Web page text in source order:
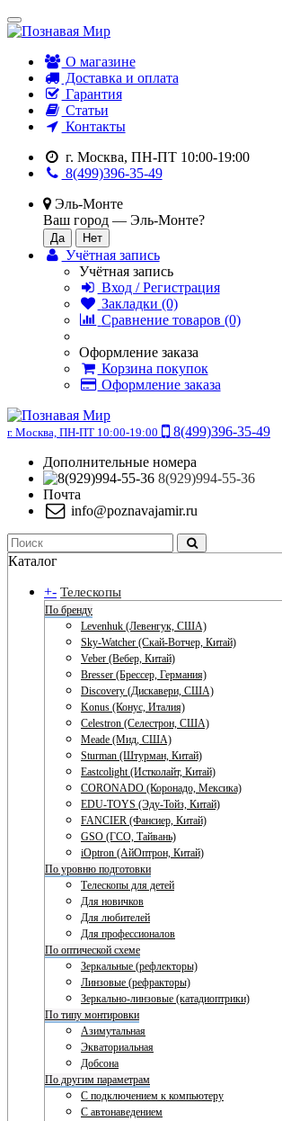
О магазине
Доставка и оплата
Гарантия
Статьи
Контакты
г. Москва, ПН-ПТ 10:00-19:00
8(499)396-35-49
Эль-Монте
Ваш город — Эль-Монте?
Учётная запись
Учётная запись
Вход / Регистрация
Закладки (0)
Сравнение товаров (0)
Оформление заказа
Корзина покупок
Оформление заказа
г. Москва, ПН-ПТ 10:00-19:00
8(499)396-35-49
Дополнительные номера
8(929)994-55-36
Почта
info@poznavajamir.ru
Каталог
+- Телескопы
По бренду
Levenhuk (Левенгук, США)
Sky-Watcher (Скай-Вотчер, Китай)
Veber (Вебер, Китай)
Bresser (Брессер, Германия)
Discovery (Дискавери, США)
Konus (Конус, Италия)
Celestron (Селестрон, США)
Meade (Мид, США)
Sturman (Штурман, Китай)
Eastcolight (Истколайт, Китай)
CORONADO (Коронадо, Мексика)
EDU-TOYS (Эду-Тойз, Китай)
FANCIER (Фансиер, Китай)
GSO (ГСО, Тайвань)
iOptron (АйОптрон, Китай)
По уровню подготовки
Телескопы для детей
Для новичков
Для любителей
Для профессионалов
По оптической схеме
Зеркальные (рефлекторы)
Линзовые (рефракторы)
Зеркально-линзовые (катадиоптрики)
По типу монтировки
Азимутальная
Экваториальная
Добсона
По другим параметрам
С подключением к компьютеру
С автонаведением